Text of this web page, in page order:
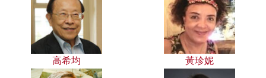
高希均 黃珍妮